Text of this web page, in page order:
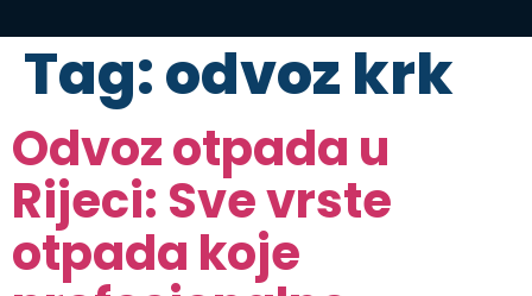
Tag:odvoz krk
Odvoz otpada u
Rijeci: Sve vrste
otpada koje